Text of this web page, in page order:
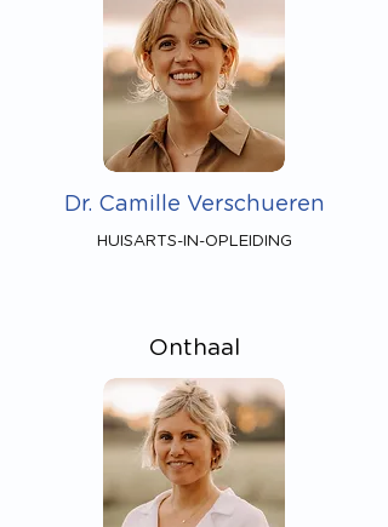
Dr. Camille Verschueren
HUISARTS-IN-OPLEIDING
Onthaal